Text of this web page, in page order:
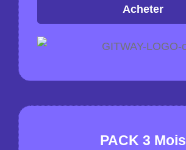
Acheter
PACK 3 Mois